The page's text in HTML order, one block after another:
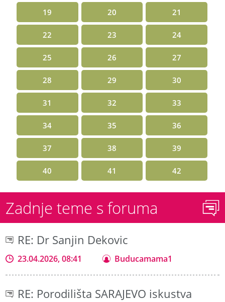
19 20 21
22 23 24
25 26 27
28 29 30
31 32 33
34 35 36
37 38 39
40 41 42
Zadnje teme s foruma
RE: Dr Sanjin Dekovic
23.04.2026, 08:41 Buducamama1
RE: Porodilišta SARAJEVO iskustva